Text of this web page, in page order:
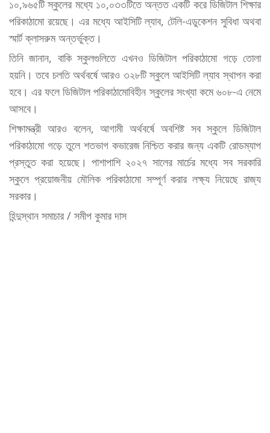
১০,৯৬৫টি স্কুলের মধ্যে ১০,০৩৩টিতে অন্তত একটি করে ডিজিটাল শিক্ষার
পরিকাঠামো রয়েছে। এর মধ্যে আইসিটি ল্যাব, টেলি-এডুকেশন সুবিধা অথবা
স্মার্ট ক্লাসরুম অন্তর্ভুক্ত।
তিনি জানান, বাকি স্কুলগুলিতে এখনও ডিজিটাল পরিকাঠামো গড়ে তোলা
হয়নি। তবে চলতি অর্থবর্ষে আরও ৩২৮টি স্কুলে আইসিটি ল্যাব স্থাপন করা
হবে। এর ফলে ডিজিটাল পরিকাঠামোবিহীন স্কুলের সংখ্যা কমে ৬০৮-এ নেমে
আসবে।
শিক্ষামন্ত্রী আরও বলেন, আগামী অর্থবর্ষে অবশিষ্ট সব স্কুলে ডিজিটাল
পরিকাঠামো গড়ে তুলে শতভাগ কভারেজ নিশ্চিত করার জন্য একটি রোডম্যাপ
প্রস্তুত করা হয়েছে। পাশাপাশি ২০২৭ সালের মার্চের মধ্যে সব সরকারি
স্কুলে প্রয়োজনীয় মৌলিক পরিকাঠামো সম্পূর্ণ করার লক্ষ্য নিয়েছে রাজ্য
সরকার।
হিন্দুস্থান সমাচার / সমীপ কুমার দাস